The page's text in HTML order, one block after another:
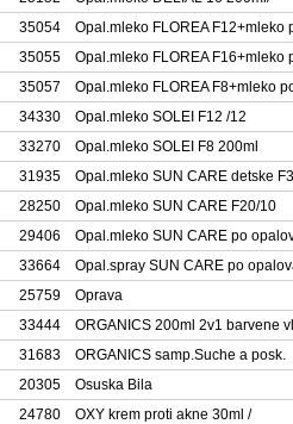
35054
Opal.mleko FLOREA F12+mleko
35055
Opal.mleko FLOREA F16+mleko
35057
Opal.mleko FLOREA F8+mleko
34330
Opal.mleko SOLEI F12 /12
33270
Opal.mleko SOLEI F8 200ml
31935
Opal.mleko SUN CARE detske
28250
Opal.mleko SUN CARE F20/10
29406
Opal.mleko SUN CARE po
33664
Opal.spray SUN CARE po
25759
Oprava
33444
ORGANICS 200ml 2v1 barvene
31683
ORGANICS samp.Suche a posk.
20305
Osuska Bila
24780
OXY krem proti akne 30ml /